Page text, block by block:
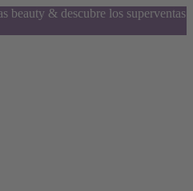
beauty & descubre los superventas